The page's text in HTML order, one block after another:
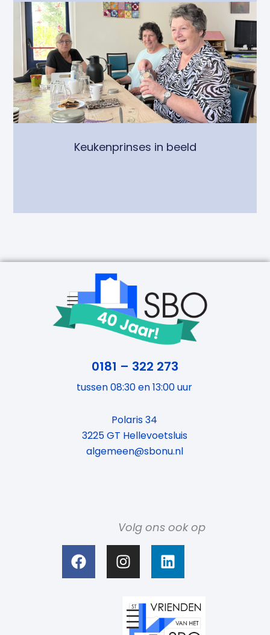
Keukenprinses in beeld
0181 – 322 273
tussen 08:30 en 13:00 uur
Polaris 34
3225 GT Hellevoetsluis
algemeen@sbonu.nl
Volg ons ook op
F
a
c
I
n
s
a
g
L
i
n
e
d